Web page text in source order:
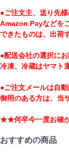
●ご注文主、送り先
Amazon Payなどを
できたものは、出荷
●配送会社の選択に
冷凍、冷蔵はヤマト
●ご注文メールは自
御用のある方は、当
★★何卒今一度お確
おすすめの商品